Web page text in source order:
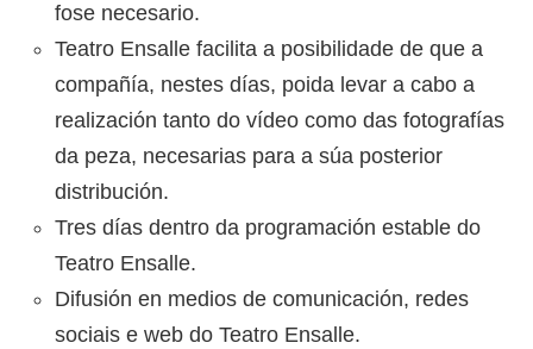
fose necesario.
Teatro Ensalle facilita a posibilidade de que a
compañía, nestes días, poida levar a cabo a
realización tanto do vídeo como das fotografías
da peza, necesarias para a súa posterior
distribución.
Tres días dentro da programación estable do
Teatro Ensalle.
Difusión en medios de comunicación, redes
sociais e web do Teatro Ensalle.